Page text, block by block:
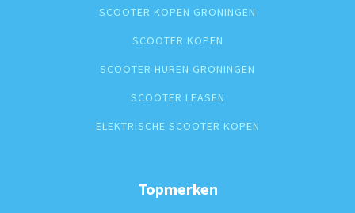
SCOOTER KOPEN GRONINGEN
SCOOTER KOPEN
SCOOTER HUREN GRONINGEN
SCOOTER LEASEN
ELEKTRISCHE SCOOTER KOPEN
Topmerken